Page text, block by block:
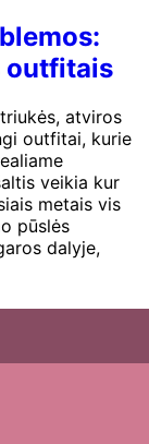
outfitais
atviros
outfitai, kurie
veikia kur
metais vis
pūslės
dalyje,